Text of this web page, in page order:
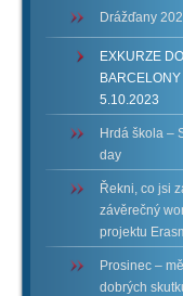
Drážďany
EXKURZE DO
5.10.2023
Hrdá škola –
day
Řekni, co jsi
závěrečný
projektu
Prosinec –
dobrých